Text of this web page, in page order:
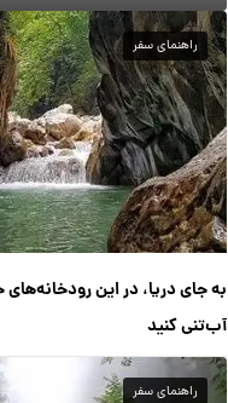
راهنمای سفر
به جای دریا، در این
آب‌تنی کنید
راهنمای سفر